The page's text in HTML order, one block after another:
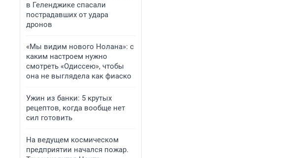
в Геленджике спасали
пострадавших от удара
дронов
«Мы видим нового Нолана»: с
каким настроем нужно
смотреть «Одиссею», чтобы
она не выглядела как фиаско
Ужин из банки: 5 крутых
рецептов, когда вообще нет
сил готовить
На ведущем космическом
предприятии начался пожар.